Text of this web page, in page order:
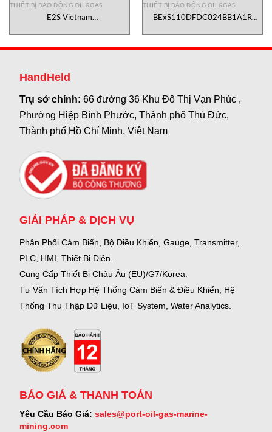
THIẾT BỊ BÁO ĐỘNG OIL&GAS
E2S Vietnam
báo dùng cho khu vực cháy nổ –
E2S Vietnam
THIẾT BỊ BÁO ĐỘNG OIL&GAS
BExS110DFDC024BB1A1R
Sounder E2S Vietnam
HandHeld
Trụ sở chính:66 đường 36 Khu Đô Thị Vạn Phúc ,
Phường Hiệp Bình Phước, Thành phố Thủ Đức,
Thành phố Hồ Chí Minh, Việt Nam
GIẢI PHÁP & DỊCH VỤ
Phân Phối Cảm Biến, Bộ Điều Khiển, Gauge, Transmitter,
PLC, HMI, Thiết Bị Điện.
Cung Cấp Thiết Bị Châu Âu (EU)/G7/Korea.
Tư Vấn Tích Hợp Hệ Thống Cảm Biến & Điều Khiển, Hệ
Thống Thu Thập Dữ Liệu, IoT System, Water Analytics.
BÁO GIÁ & THANH TOÁN
Yêu Cầu Báo Giá: sales@port-oil-gas-marine-
mining.com